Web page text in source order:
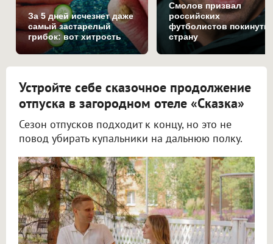
За 5 дней исчезнет даже
самый застарелый
грибок: вот хитрость
Смолов призвал
российских
футболистов покинуть
страну
Устройте себе сказочное продолжение
отпуска в загородном отеле «Сказка»
Сезон отпусков подходит к концу, но это не
повод убирать купальники на дальнюю полку.